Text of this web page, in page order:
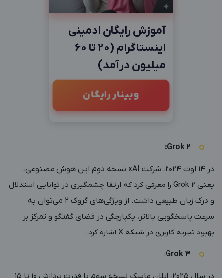
آموزش رایگان ادمینی
اینستاگرام (20 تا 60
میلیون درآمد)
وبینار رایگان
Grok 2:
در 14 اوت 2024، شرکت xAI نسخه دوم این هوش مصنوعی،
یعنی Grok 2 را معرفی کرد که ارتقا چشمگیری در توانایی استدلال
و درک زبان طبیعی داشت. از ویژگی‌های گروک 2 می‌توان به
سرعت پاسخگویی بالاتر، یکپارچگی در فضای گفتگو و تمرکز بر
بهبود تجربه کاربری در شبکه X اشاره کرد.
Grok 3
:
در سال 2025، ایلان ماسک نسخه سوم با قدرت پردازش 10 تا 15